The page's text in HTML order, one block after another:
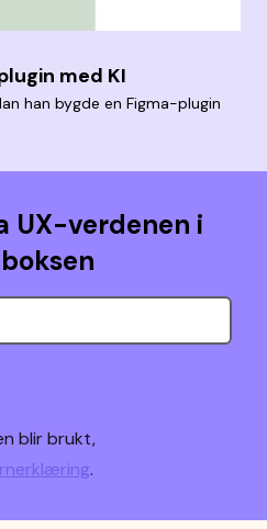
med KI
han bygde en Figma-plugin
UX-verdenen i
blir brukt,
.